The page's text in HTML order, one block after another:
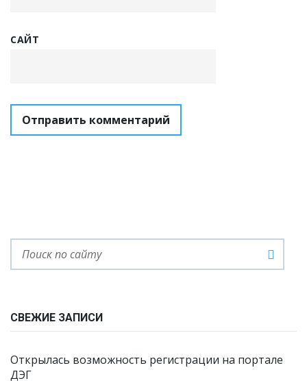
САЙТ
СВЕЖИЕ ЗАПИСИ
Открылась возможность регистрации на портале
ДЭГ